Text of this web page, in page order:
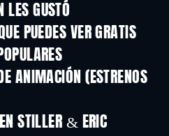
LES GUSTÓ
PUEDES VER GRATIS
ANIMACIÓN (ESTRENOS
STILLER & ERIC